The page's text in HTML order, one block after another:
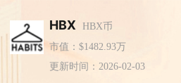
HBX
HBX币
市值：$1482.93万
更新时间：2026-02-03